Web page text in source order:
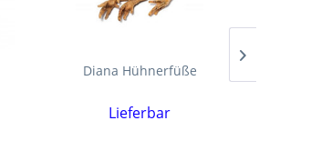
Diana Hühnerfüße
Lieferbar